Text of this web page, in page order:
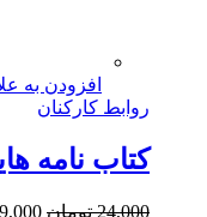
افزودن به
روابط کارکنان
کتاب نامه
24,000 تومان قیمت